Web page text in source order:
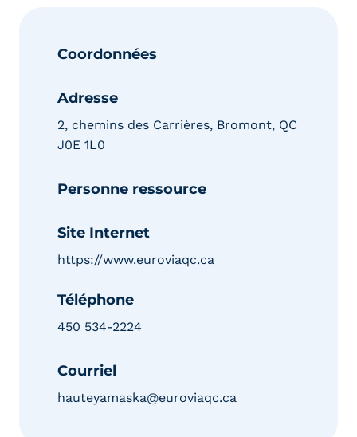
Coordonnées
Adresse
2, chemins des Carrières, Bromont, QC
J0E 1L0
Personne ressource
Site Internet
https://www.euroviaqc.ca
Téléphone
450 534-2224
Courriel
hauteyamaska@euroviaqc.ca